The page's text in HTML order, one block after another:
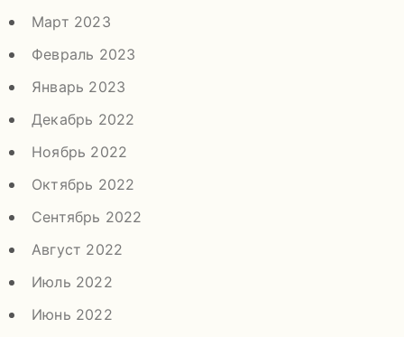
Март 2023
Февраль 2023
Январь 2023
Декабрь 2022
Ноябрь 2022
Октябрь 2022
Сентябрь 2022
Август 2022
Июль 2022
Июнь 2022